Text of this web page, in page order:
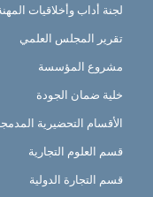
لجنة أداب وأخلاقيات
تقرير المجلس العلمي
مشروع المؤسسة
خلية ضمان الجودة
الأقسام التحضيرية
قسم العلوم التجارية
قسم التجارة الدولية